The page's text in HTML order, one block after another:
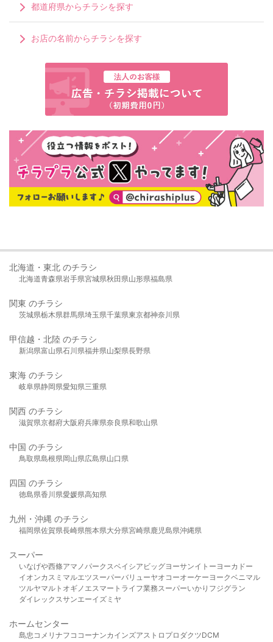
都道府県からチラシを探す
お店の名前からチラシを探す
北海道・東北 のチラシ
北海道青森県岩手県宮城県秋田県山形県福島県
関東 のチラシ
茨城県栃木県群馬県埼玉県千葉県東京都神奈川県
甲信越・北陸 のチラシ
新潟県富山県石川県福井県山梨県長野県
東海 のチラシ
岐阜県静岡県愛知県三重県
関西 のチラシ
滋賀県京都府大阪府兵庫県奈良県和歌山県
中国 のチラシ
鳥取県島根県岡山県広島県山口県
四国 のチラシ
徳島県香川県愛媛県高知県
九州・沖縄 のチラシ
福岡県佐賀県長崎県熊本県大分県宮崎県鹿児島県沖縄県
スーパー
いなげや西條アマノパークスベイシア ビッグヨーサンイトーヨーカドー
イオンカスミ マルエツスーパーバリューヤオコーオーケー ヨークベニマル
ツルヤマルト オギノ エスマート ライフ業務スーパーいかり フジグラン
ダイレックスサンエーイズミヤ
ホームセンター
島忠 コメリ ナフコ コーナンカインズアストロプロダクツDCM